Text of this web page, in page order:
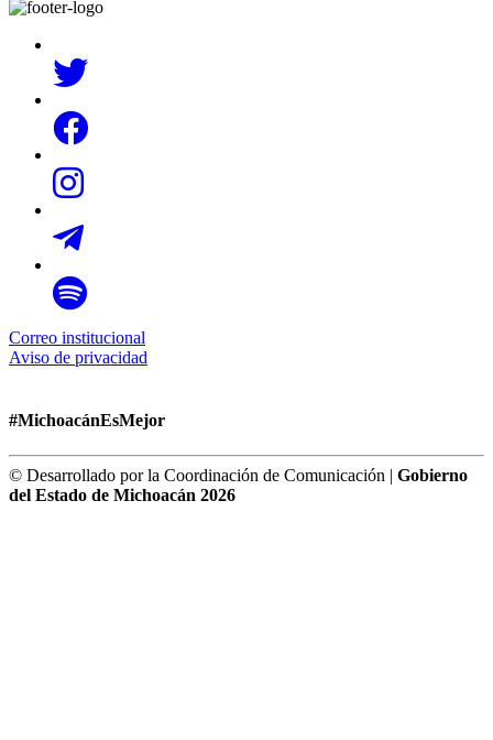
Correo institucional
Aviso de privacidad
#MichoacánEsMejor
© Desarrollado por la Coordinación de Comunicación | Gobierno
del Estado de Michoacán 2026